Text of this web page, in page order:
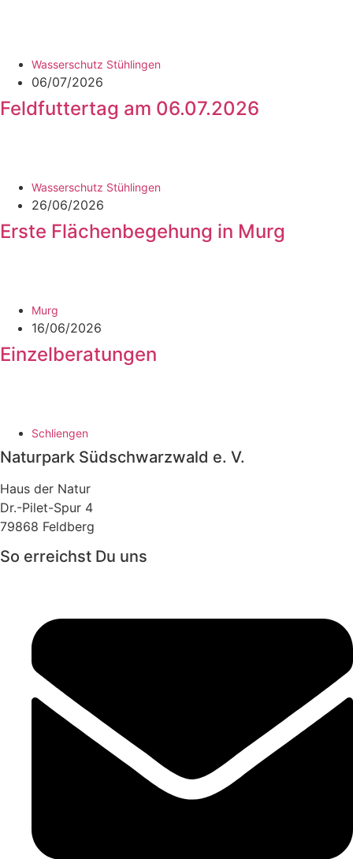
Wasserschutz Stühlingen
06/07/2026
Feldfuttertag am 06.07.2026
Wasserschutz Stühlingen
26/06/2026
Erste Flächenbegehung in Murg
Murg
16/06/2026
Einzelberatungen
Schliengen
Naturpark Südschwarzwald e. V.
Haus der Natur
Dr.-Pilet-Spur 4
79868 Feldberg
So erreichst Du uns